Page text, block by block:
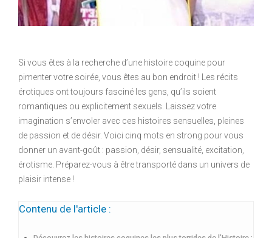
Si vous êtes à la recherche d’une histoire coquine pour
pimenter votre soirée, vous êtes au bon endroit ! Les récits
érotiques ont toujours fasciné les gens, qu’ils soient
romantiques ou explicitement sexuels. Laissez votre
imagination s’envoler avec ces histoires sensuelles, pleines
de passion et de désir. Voici cinq mots en strong pour vous
donner un avant-goût : passion, désir, sensualité, excitation,
érotisme. Préparez-vous à être transporté dans un univers de
plaisir intense !
Contenu de l'article :